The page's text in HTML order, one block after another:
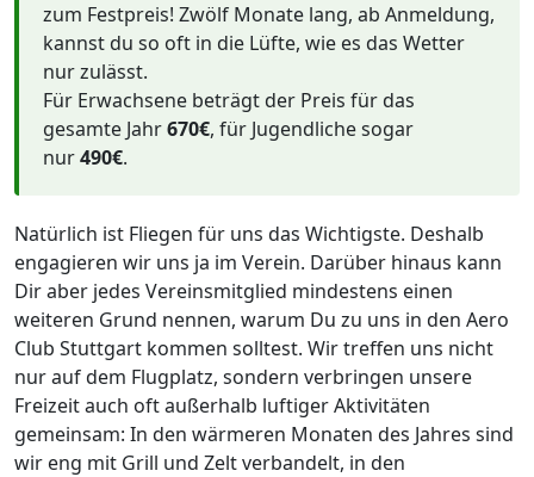
zum Festpreis! Zwölf Monate lang, ab Anmeldung,
kannst du so oft in die Lüfte, wie es das Wetter
nur zulässt.
Für Erwachsene beträgt der Preis für das
gesamte Jahr670€, für Jugendliche sogar
nur490€.
Natürlich ist Fliegen für uns das Wichtigste. Deshalb
engagieren wir uns ja im Verein. Darüber hinaus kann
Dir aber jedes Vereinsmitglied mindestens einen
weiteren Grund nennen, warum Du zu uns in den Aero
Club Stuttgart kommen solltest. Wir treffen uns nicht
nur auf dem Flugplatz, sondern verbringen unsere
Freizeit auch oft außerhalb luftiger Aktivitäten
gemeinsam: In den wärmeren Monaten des Jahres sind
wir eng mit Grill und Zelt verbandelt, in den